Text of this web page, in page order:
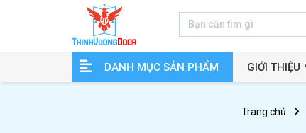
DANH MỤC SẢN PHẨM GIỚI THIỆU
Trang chủ